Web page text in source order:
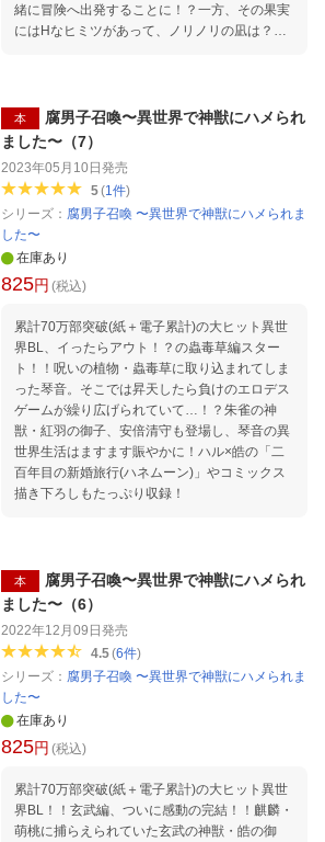
緒に冒険へ出発することに！？一方、その果実
にはHなヒミツがあって、ノリノリの凪は？由
本
腐男子召喚〜異世界で神獣にハメられ
ました〜（7）
2023年05月10日 発売
5(1件)
シリーズ： 腐男子召喚 〜異世界で神獣にハメられま
した〜
在庫あり
825円 (税込)
累計70万部突破(紙＋電子累計)の大ヒット異世
界BL、イったらアウト！？の蟲毒草編スター
ト！！呪いの植物・蟲毒草に取り込まれてしま
った琴音。そこでは昇天したら負けのエロデス
ゲームが繰り広げられていて…！？朱雀の神
獣・紅羽の御子、安倍清守も登場し、琴音の異
世界生活はますます賑やかに！ハル×皓の「二
百年目の新婚旅行(ハネムーン)」やコミックス
描き下ろしもたっぷり収録！
本
腐男子召喚〜異世界で神獣にハメられ
ました〜（6）
2022年12月09日 発売
4.5(6件)
シリーズ： 腐男子召喚 〜異世界で神獣にハメられま
した〜
在庫あり
825円 (税込)
累計70万部突破(紙＋電子累計)の大ヒット異世
界BL！！玄武編、ついに感動の完結！！麒麟・
萌桃に捕らえられていた玄武の神獣・皓の御